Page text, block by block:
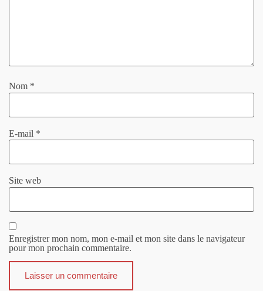
Nom *
E-mail *
Site web
Enregistrer mon nom, mon e-mail et mon site dans le navigateur
pour mon prochain commentaire.